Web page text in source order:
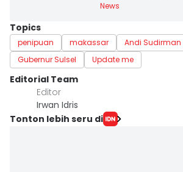
News
Topics
penipuan makassar
Andi
Gubernur Sulsel
Update me
Editorial Team
Editor
Irwan Idris
Tonton lebih seru di